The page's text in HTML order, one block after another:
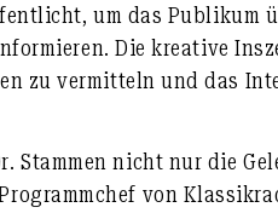
um das Publikum
Die kreative
zu vermitteln und das
Stammen nicht nur die
von